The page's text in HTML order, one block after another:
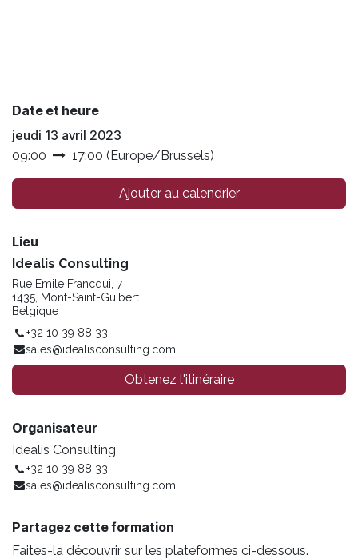
Date et heure
jeudi 13 avril 2023
09:00 17:00 (Europe/Brussels)
Ajouter au calendrier
Lieu
Idealis Consulting
Rue Emile Francqui, 7
1435, Mont-Saint-Guibert
Belgique
+32 10 39 88 33
sales@idealisconsulting.com
Obtenez l'itinéraire
Organisateur
Idealis Consulting
+32 10 39 88 33
sales@idealisconsulting.com
Partagez cette formation
Faites-la découvrir sur les plateformes ci-dessous.